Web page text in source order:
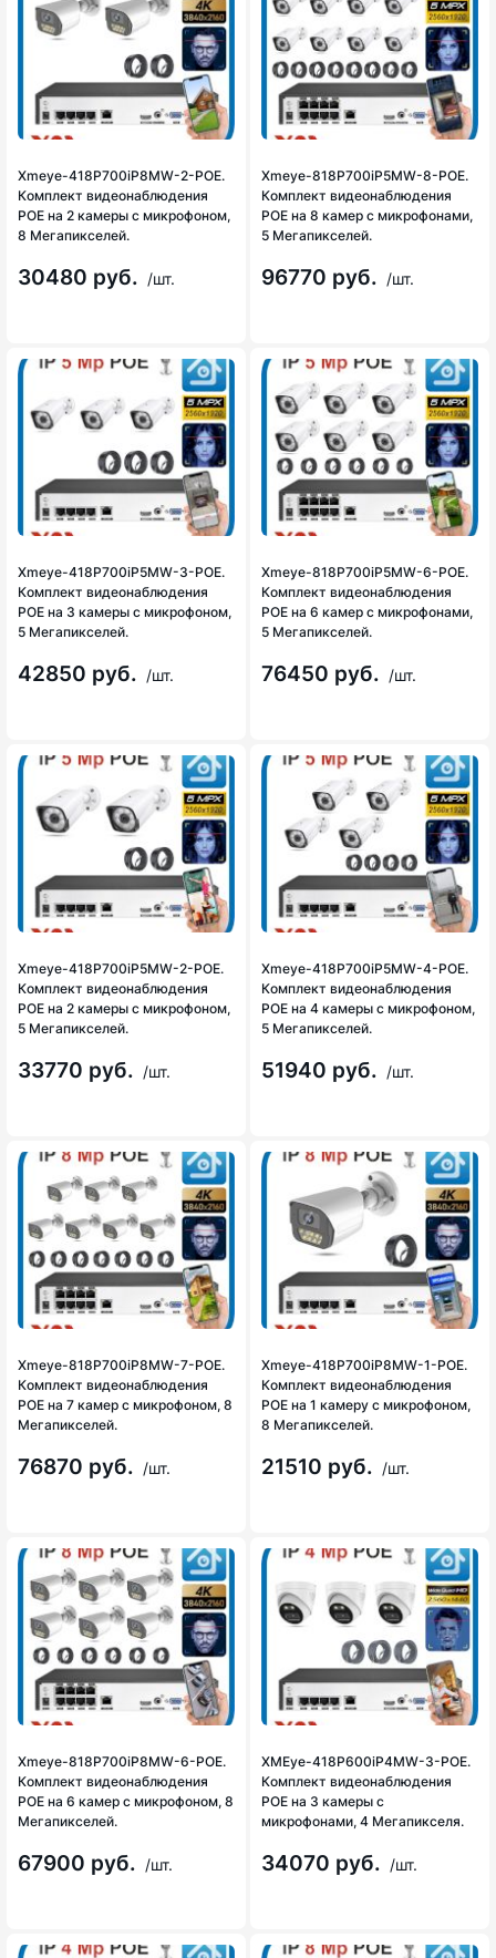
Xmeye-418P700iP8MW-2-POE.
Комплект видеонаблюдения
POE на 2 камеры с микрофоном,
8 Мегапикселей.
30480 руб. /шт.
Xmeye-818P700iP5MW-8-POE.
Комплект видеонаблюдения
POE на 8 камер с микрофонами,
5 Мегапикселей.
96770 руб. /шт.
Xmeye-418P700iP5MW-3-POE.
Комплект видеонаблюдения
POE на 3 камеры с микрофоном,
5 Мегапикселей.
42850 руб. /шт.
Xmeye-818P700iP5MW-6-POE.
Комплект видеонаблюдения
POE на 6 камер с микрофонами,
5 Мегапикселей.
76450 руб. /шт.
Xmeye-418P700iP5MW-2-POE.
Комплект видеонаблюдения
POE на 2 камеры с микрофоном,
5 Мегапикселей.
33770 руб. /шт.
Xmeye-418P700iP5MW-4-POE.
Комплект видеонаблюдения
POE на 4 камеры с микрофоном,
5 Мегапикселей.
51940 руб. /шт.
Xmeye-818P700iP8MW-7-POE.
Комплект видеонаблюдения
POE на 7 камер с микрофоном, 8
Мегапикселей.
76870 руб. /шт.
Xmeye-418P700iP8MW-1-POE.
Комплект видеонаблюдения
POE на 1 камеру с микрофоном,
8 Мегапикселей.
21510 руб. /шт.
Xmeye-818P700iP8MW-6-POE.
Комплект видеонаблюдения
POE на 6 камер с микрофоном, 8
Мегапикселей.
67900 руб. /шт.
XMEye-418P600iP4MW-3-POE.
Комплект видеонаблюдения
POE на 3 камеры с
микрофонами, 4 Мегапикселя.
34070 руб. /шт.